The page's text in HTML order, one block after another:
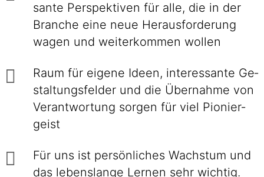
sante Perspek­tiven für alle, die in der
Branche eine neue Heraus­forderung
wagen und weiter­kommen wollen
Raum für eigene Ideen, inte­res­sante Ge­
stal­tungs­felder und die Über­nahme von
Ver­ant­wor­tung sorgen für viel Pionier­
geist
Für uns ist persönliches Wachstum und
das lebenslange Lernen sehr wichtig.